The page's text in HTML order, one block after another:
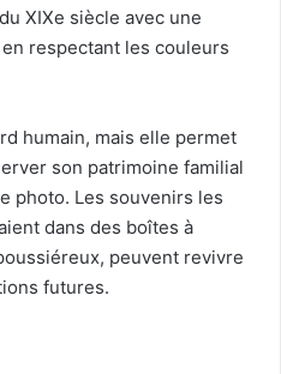
XIXe siècle avec une
respectant les couleurs
humain, mais elle permet
son patrimoine familial
photo. Les souvenirs les
dans des boîtes à
peuvent revivre
futures.